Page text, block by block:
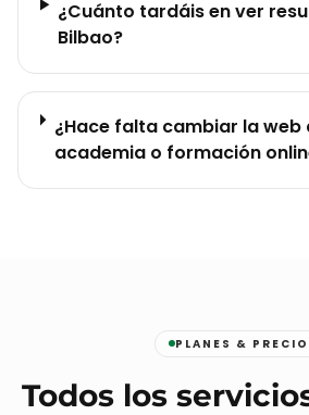
¿Cuánto tardáis en ver
Bilbao?
¿Hace falta cambiar la web
academia o formación
PLANES &
Todos los